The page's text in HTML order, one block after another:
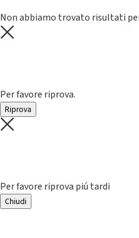
Non abbiamo trovato risultati
Per favore riprova.
Riprova
Per favore riprova piú tardi
Chiudi